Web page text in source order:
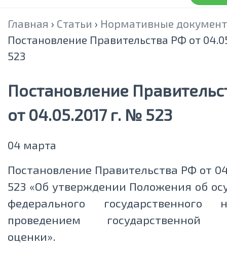
Главная › Статьи › Нормативные
Постановление Правительства РФ от
523
Постановление
от 04.05.2017 г. № 523
04 марта
Постановление Правительства РФ от
523 «Об утверждении Положения об
федерального государственного
проведением государственной
оценки».